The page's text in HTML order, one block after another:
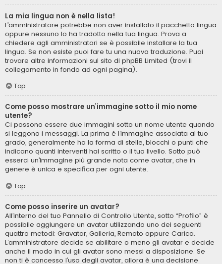
La mia lingua non è nella lista!
L’amministratore potrebbe non aver installato il pacchetto lingua
oppure nessuno lo ha tradotto nella tua lingua. Prova a
chiedere agli amministratori se è possibile installare la tua
lingua. Se non esiste puoi fare tu una nuova traduzione. Puoi
trovare altre informazioni sul sito di phpBB Limited (trovi il
collegamento in fondo ad ogni pagina).
Top
Come posso mostrare un’immagine sotto il mio nome
utente?
Ci possono essere due immagini sotto un nome utente quando
si leggono i messaggi. La prima è l’immagine associata al tuo
grado, generalmente ha la forma di stelle, blocchi o punti che
indicano quanti interventi hai scritto o il tuo livello. Sotto può
esserci un’immagine più grande nota come avatar, che in
genere è unica e specifica per ogni utente.
Top
Come posso inserire un avatar?
All’interno del tuo Pannello di Controllo Utente, sotto “Profilo” è
possibile aggiungere un avatar utilizzando uno dei seguenti
quattro metodi: Gravatar, Galleria, Remoto oppure Carica.
L’amministratore decide se abilitare o meno gli avatar e decide
anche il modo in cui gli avatar sono messi a disposizione. Se
non ti è concesso l’uso degli avatar, allora è una decisione